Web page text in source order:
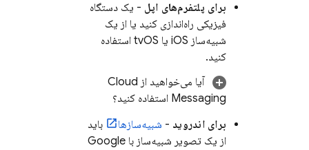
برای پلتفرم‌های اپل - یک دستگاه
فیزیکی راه‌اندازی کنید یا از یک
شبیه‌ساز iOS یا tvOS استفاده
کنید.
آیا می‌خواهید از Cloud
Messaging استفاده کنید؟
برای اندروید - شبیه‌سازها
باید
از یک تصویر شبیه‌ساز با Google